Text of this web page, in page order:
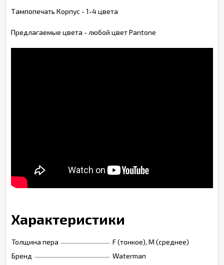
Тампопечать Корпус - 1-4 цвета
Предлагаемые цвета - любой цвет Pantone
Характеристики
Толщина пера
F (тонкое), M (среднее)
Бренд
Waterman